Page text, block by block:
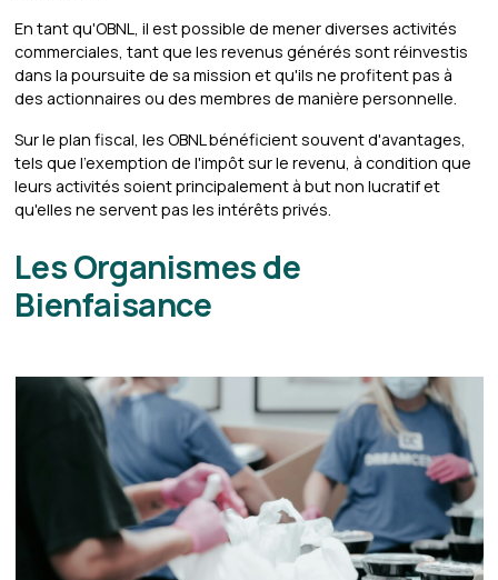
En tant qu'OBNL, il est possible de mener diverses activités
commerciales, tant que les revenus générés sont réinvestis
dans la poursuite de sa mission et qu'ils ne profitent pas à
des actionnaires ou des membres de manière personnelle.
Sur le plan fiscal, les OBNL bénéficient souvent d'avantages,
tels que l'exemption de l'impôt sur le revenu, à condition que
leurs activités soient principalement à but non lucratif et
qu'elles ne servent pas les intérêts privés.
Les Organismes de
Bienfaisance